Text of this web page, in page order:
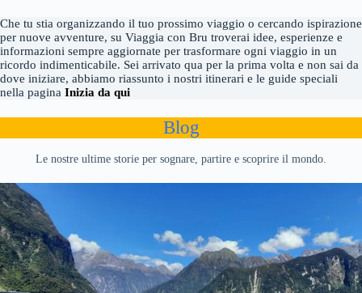
Che tu stia organizzando il tuo prossimo viaggio o cercando ispirazione
per nuove avventure, su Viaggia con Bru troverai idee, esperienze e
informazioni sempre aggiornate per trasformare ogni viaggio in un
ricordo indimenticabile. Sei arrivato qua per la prima volta e non sai da
dove iniziare, abbiamo riassunto i nostri itinerari e le guide speciali
nella pagina Inizia da qui
Blog
Le nostre ultime storie per sognare, partire e scoprire il mondo.